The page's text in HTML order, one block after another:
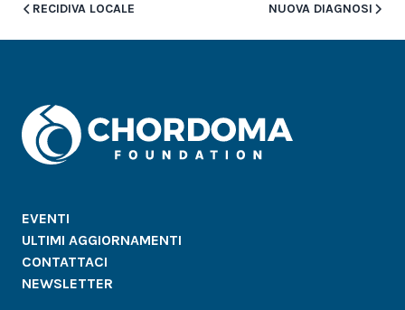
RECIDIVA LOCALE NUOVA DIAGNOSI
EVENTI
ULTIMI AGGIORNAMENTI
CONTATTACI
NEWSLETTER